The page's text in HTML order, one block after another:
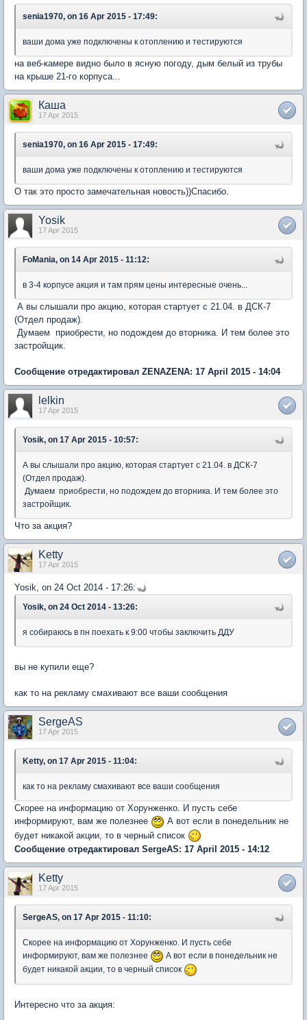
senia1970, on 16 Apr 2015 - 17:49:
ваши дома уже подключены к отоплению и тестируются
на веб-камере видно было в ясную погоду, дым белый из трубы
на крыше 21-го корпуса...
Каша
17 Apr 2015
senia1970, on 16 Apr 2015 - 17:49:
ваши дома уже подключены к отоплению и тестируются
О так это просто замечательная новость))Спасибо.
Yosik
17 Apr 2015
FoMania, on 14 Apr 2015 - 11:12:
в 3-4 корпусе акция и там прям цены интересные очень...
А вы слышали про акцию, которая стартует с 21.04. в ДСК-7
(Отдел продаж).
Думаем приобрести, но подождем до вторника. И тем более это
застройщик.
Сообщение отредактировал ZENAZENA: 17 April 2015 - 14:04
lelkin
17 Apr 2015
Yosik, on 17 Apr 2015 - 10:57:
А вы слышали про акцию, которая стартует с 21.04. в ДСК-7
(Отдел продаж).
Думаем приобрести, но подождем до вторника. И тем более это
застройщик.
Что за акция?
Ketty
17 Apr 2015
Yosik, on 24 Oct 2014 - 17:26:
Yosik, on 24 Oct 2014 - 13:26:
я собираюсь в пн поехать к 9:00 чтобы заключить ДДУ
вы не купили еще?
как то на рекламу смахивают все ваши сообщения
SergeAS
17 Apr 2015
Ketty, on 17 Apr 2015 - 11:04:
как то на рекламу смахивают все ваши сообщения
Скорее на информацию от Хорунженко. И пусть себе
информируют, вам же полезнее
А вот если в понедельник не
будет никакой акции, то в черный список
Сообщение отредактировал SergeAS: 17 April 2015 - 14:12
Ketty
17 Apr 2015
SergeAS, on 17 Apr 2015 - 11:10:
Скорее на информацию от Хорунженко. И пусть себе
информируют, вам же полезнее
А вот если в понедельник не
будет никакой акции, то в черный список
Интересно что за акция: